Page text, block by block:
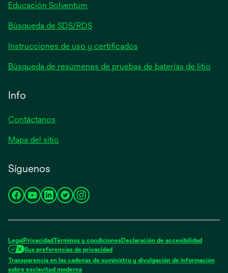
Educación Solventum
Búsqueda de SDS/RDS
Instrucciones de uso y certificados
Búsqueda de resúmenes de pruebas de baterías de litio
Info
Contáctanos
Mapa del sitio
Síguenos
se
una
pestaña
nueva
se
una
pestaña
nueva
se
una
pestaña
nueva
se
una
pestaña
nueva
se
una
pestaña
nueva
Legal PrivacidadTérminos y condicionesDeclaración de accesibilidad
Sus preferencias de privacidad
Transparencia en las cadenas de suministro y divulgación de información
sobre esclavitud modernase